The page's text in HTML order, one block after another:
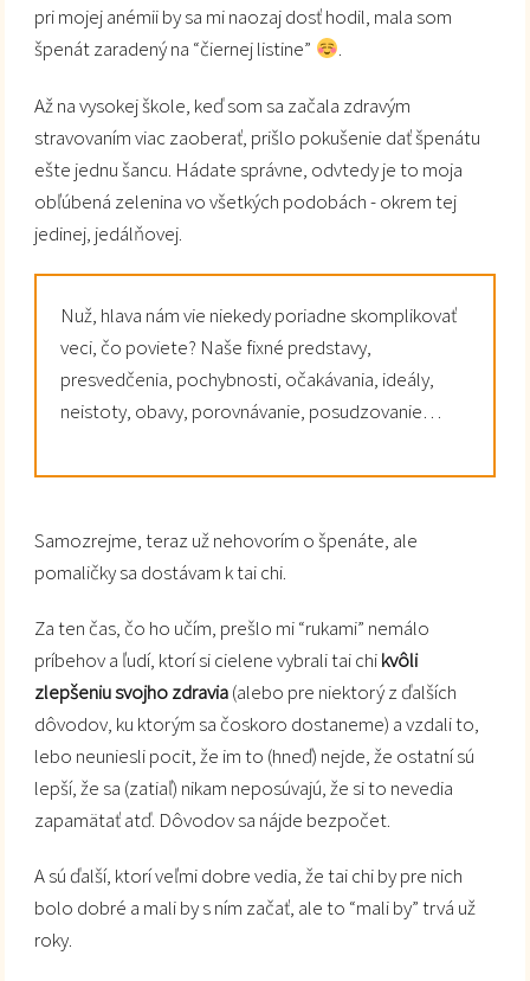
pri mojej anémii by sa mi naozaj dosť hodil, mala som
špenát zaradený na “čiernej listine”
.
Až na vysokej škole, keď som sa začala zdravým
stravovaním viac zaoberať, prišlo pokušenie dať špenátu
ešte jednu šancu. Hádate správne, odvtedy je to moja
obľúbená zelenina vo všetkých podobách - okrem tej
jedinej, jedálňovej.
Nuž, hlava nám vie niekedy poriadne skomplikovať
veci, čo poviete? Naše fixné predstavy,
presvedčenia, pochybnosti, očakávania, ideály,
neistoty, obavy, porovnávanie, posudzovanie…
Samozrejme, teraz už nehovorím o špenáte, ale
pomaličky sa dostávam k tai chi.
Za ten čas, čo ho učím, prešlo mi “rukami” nemálo
príbehov a ľudí, ktorí si cielene vybrali tai chikvôli
zlepšeniu svojho zdravia(alebo pre niektorý z ďalších
dôvodov, ku ktorým sa čoskoro dostaneme) a vzdali to,
lebo neuniesli pocit, že im to (hneď) nejde, že ostatní sú
lepší, že sa (zatiaľ) nikam neposúvajú, že si to nevedia
zapamätať atď. Dôvodov sa nájde bezpočet.
A sú ďalší, ktorí veľmi dobre vedia, že tai chi by pre nich
bolo dobré a mali by s ním začať, ale to “mali by” trvá už
roky.